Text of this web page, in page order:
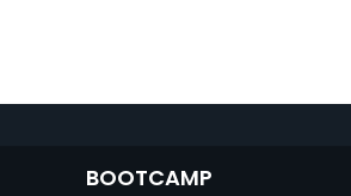
BOOTCAMP